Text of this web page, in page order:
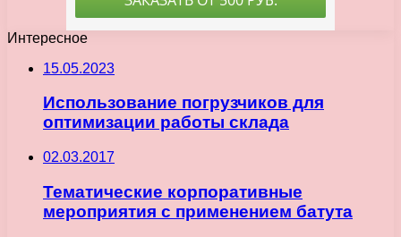
Интересное
15.05.2023
Использование погрузчиков для
оптимизации работы склада
02.03.2017
Тематические корпоративные
мероприятия с применением батута